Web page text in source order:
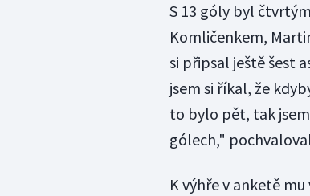
S 13 góly byl
Komličenkem,
si připsal ještě šest
jsem si říkal, že
to bylo pět, tak
gólech,"
K výhře v anketě